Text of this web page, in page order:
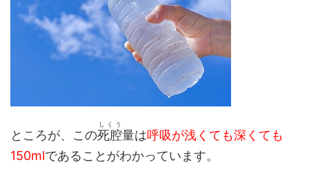
ところが、この死腔
しくう
量は呼吸が浅くても深くても
150mlであることがわかっています。